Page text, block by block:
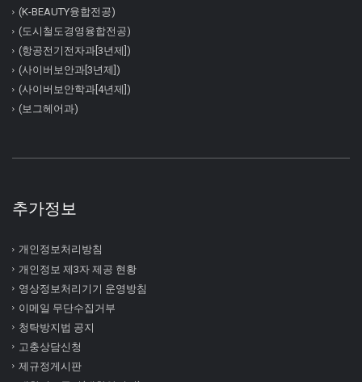
(K-BEAUTY융합전공)
(도시철도경영융합전공)
(항공전기전자과[3년제])
(사이버보안과[3년제])
(사이버보안학과[4년제])
(보그헤어과)
추가정보
개인정보처리방침
개인정보 제3자 제공 현황
영상정보처리기기 운영방침
이메일 무단수집거부
청탁방지법 공지
고충상담신청
제규정게시판